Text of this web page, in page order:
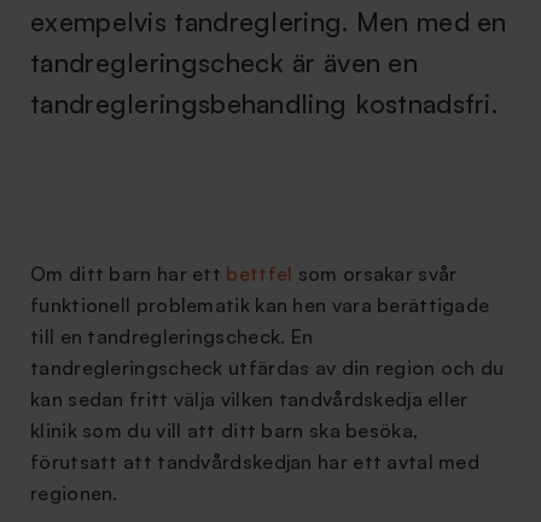
exempelvis tandreglering. Men med en
tandregleringscheck är även en
tandregleringsbehandling kostnadsfri.
Om ditt barn har ett bettfel som orsakar svår
funktionell problematik kan hen vara berättigade
till en tandregleringscheck. En
tandregleringscheck utfärdas av din region och du
kan sedan fritt välja vilken tandvårdskedja eller
klinik som du vill att ditt barn ska besöka,
förutsatt att tandvårdskedjan har ett avtal med
regionen.